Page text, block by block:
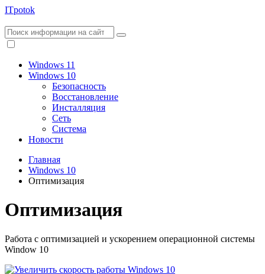
ITpotok
Windows 11
Windows 10
Безопасность
Восстановление
Инсталляция
Сеть
Система
Новости
Главная
Windows 10
Оптимизация
Оптимизация
Работа с оптимизацией и ускорением операционной системы
Window 10